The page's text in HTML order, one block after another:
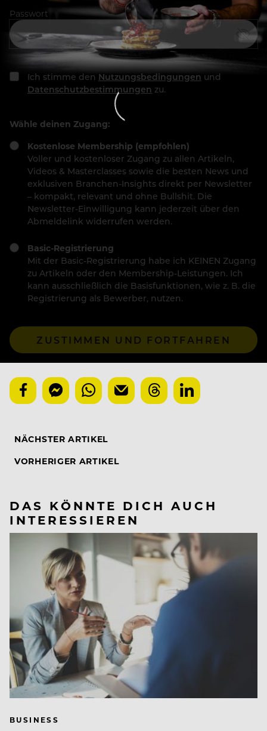
Passwort
Ich stimme den Nutzungsbedingungen und
Datenschutzbestimmungen zu.
Wähle deinen Zugang:
Kostenlose Membership (empfohlen)
Voller und kostenloser Zugang zu allen Artikeln,
Videos & Masterclasses sowie die besten News und
exklusiven Branchen-Insights direkt per Newsletter
– kompakt, relevant und ohne Bullshit. Die
Newsletter-Einwilligung kann jederzeit über den
Abmeldelink widerrufen werden.
Basic-Registrierung
Mit der Basic-Registrierung habe ich KEINEN Zugang
zu Artikeln oder den Membership-Leistungen. Ich
kann ausschließlich die Basisfunktionen, wie z. B. die
Registrierung als Bewerber, nutzen.
ZUSTIMMEN UND FORTFAHREN
NÄCHSTER ARTIKEL
VORHERIGER ARTIKEL
DAS KÖNNTE DICH AUCH
INTERESSIEREN
BUSINESS